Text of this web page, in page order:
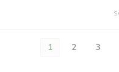
1 2 3